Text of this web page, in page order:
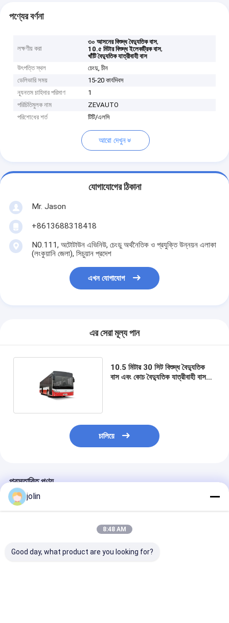
পণ্যের বর্ণনা
লক্ষণীয় করা
৩০ আসনের বিশুদ্ধ বৈদ্যুতিক বাস,
10.৫ মিটার বিশুদ্ধ ইলেকট্রিক বাস,
খাঁটি বৈদ্যুতিক যাত্রীবাহী বাস
উৎপত্তি স্থল
চেংদু, চীন
ডেলিভারি সময়
15-20 কার্যদিবস
ন্যূনতম চাহিদার পরিমাণ
1
পরিচিতিমুলক নাম
ZEVAUTO
পরিশোধের শর্ত
টিটি/এলসি
আরো দেখুন
যোগাযোগের ঠিকানা
Mr. Jason
+8613688318418
N0.111, অটোটাউন এভিনিউ, চেংডু অর্থনৈতিক ও প্রযুক্তি উন্নয়ন এলাকা
(লংকুয়ানি জেলা), সিচুয়ান প্রদেশ
এখন যোগাযোগ
এর সেরা মূল্য পান
10.5 মিটার 30 সিট বিশুদ্ধ বৈদ্যুতিক
বাস এবং কোচ বৈদ্যুতিক যাত্রীবাহী বাস
চালিয়ে
প্রস্তাবিত পণ্য
jolin
8:48 AM
Good day, what product are you looking for?